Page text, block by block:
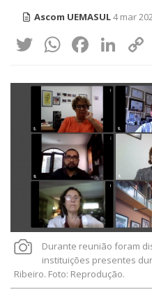
Ascom UEMASUL4 mar
Twitter
Durante reunião foram
instituições presentes
Ribeiro. Foto: Reprodução.